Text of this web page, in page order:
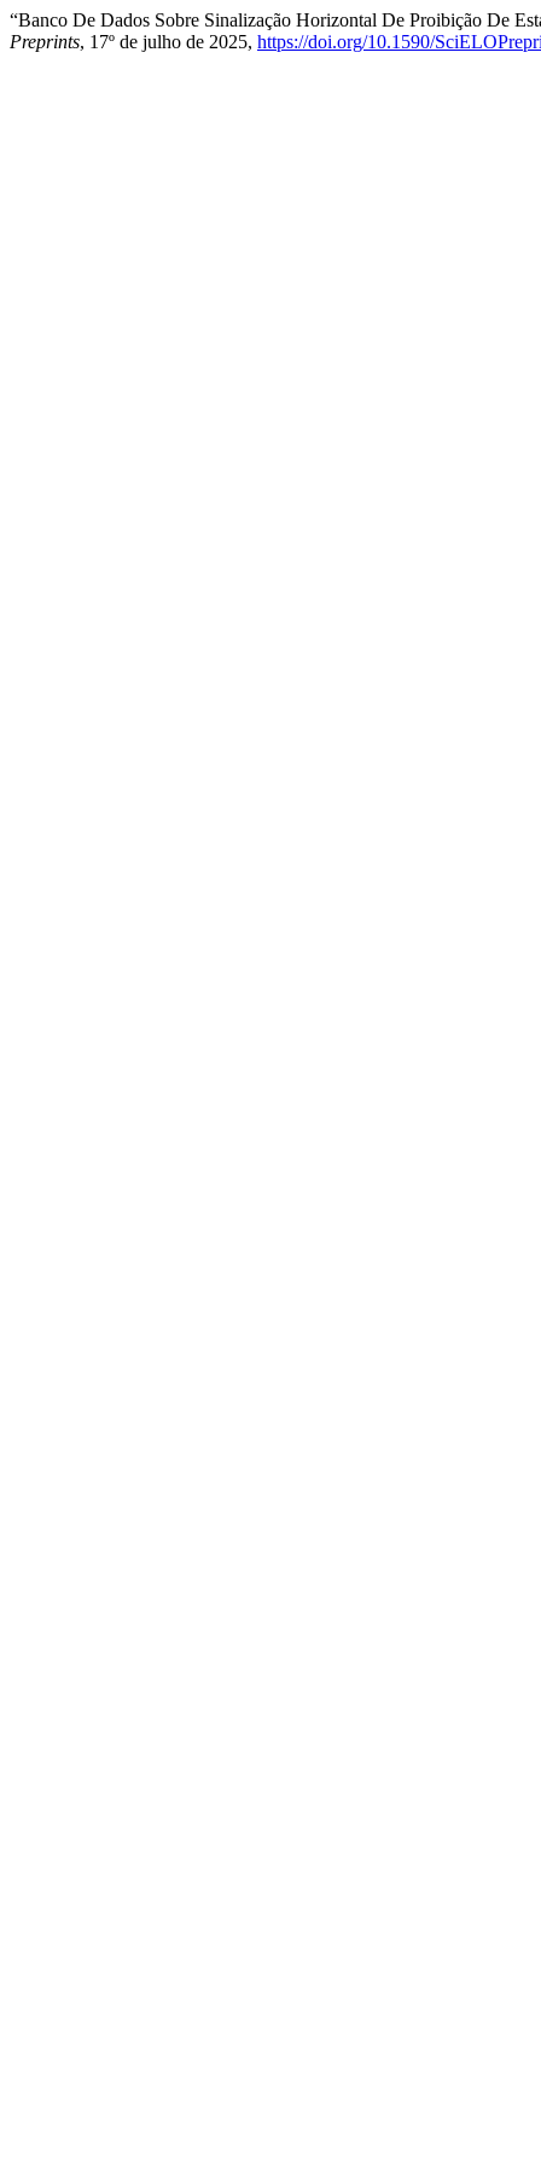
“Banco De Dados Sobre Sinalização Horizontal De Proibição De
Preprints, 17º de julho de 2025, https://doi.org/10.1590/